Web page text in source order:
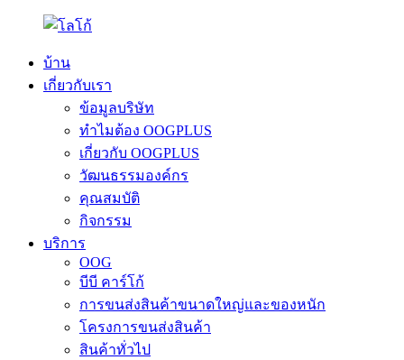
บ้าน
เกี่ยวกับเรา
ข้อมูลบริษัท
ทำไมต้อง OOGPLUS
เกี่ยวกับ OOGPLUS
วัฒนธรรมองค์กร
คุณสมบัติ
กิจกรรม
บริการ
OOG
บีบี คาร์โก้
การขนส่งสินค้าขนาดใหญ่และของหนัก
โครงการขนส่งสินค้า
สินค้าทั่วไป